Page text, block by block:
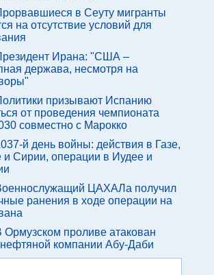
в Сеуту мигранты
на отсутствие условий для
Ирана: "США –
держава, несмотря на
призывают Испанию
от проведения чемпионата
совместно с Марокко
й день войны: действия в Газе,
и Сирии, операции в Иудее и
ЦАХАЛа получил
ранения в ходе операции на
Ормузском проливе атакован
нефтяной компании Абу-Даби